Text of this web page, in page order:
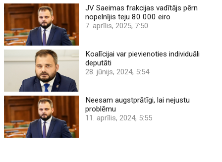
JV Saeimas frakcijas vadītājs pērn
nopelnījis teju 80 000 eiro
7. aprīlis, 2025, 7:50
Koalīcijai var pievienoties individuāli
deputāti
28. jūnijs, 2024, 5:54
Neesam augstprātīgi, lai nejustu
problēmu
11. aprīlis, 2024, 5:55